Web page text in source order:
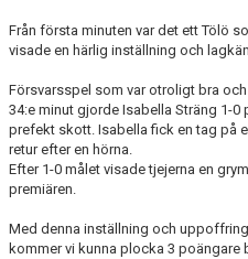
KONTAKT
Från första minuten var det ett Tölö
visade en härlig inställning och
Försvarsspel som var otroligt bra och
34:e minut gjorde Isabella Sträng 1-0
prefekt skott. Isabella fick en tag på
retur efter en hörna.
Efter 1-0 målet visade tjejerna en
premiären.
Med denna inställning och
kommer vi kunna plocka 3 poängare